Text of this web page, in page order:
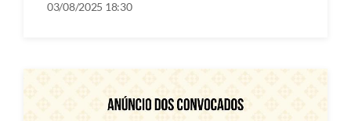
03/08/2025 18:30